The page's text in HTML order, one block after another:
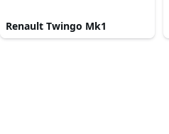
Renault Twingo Mk1